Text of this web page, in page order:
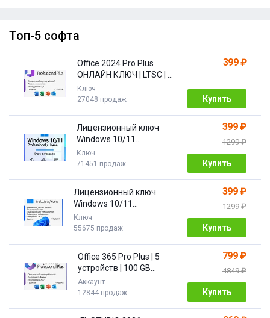
Топ-5 софта
Office 2024 Pro Plus
ОНЛАЙН КЛЮЧ | LTSC | +
ПОДАРОК
Ключ
27048 продаж
399 ₽
Купить
Лицензионный ключ
Windows 10/11
Pro/Home 32/64 bit
Ключ
71451 продаж
399 ₽
1299 ₽
Купить
Лицензионный ключ
Windows 10/11
PRO/HOME | с привязкой
Ключ
55675 продаж
399 ₽
1299 ₽
Купить
Office 365 Pro Plus | 5
устройств | 100 GB
Облако| 1 год
Аккаунт
12844 продаж
799 ₽
4849 ₽
Купить